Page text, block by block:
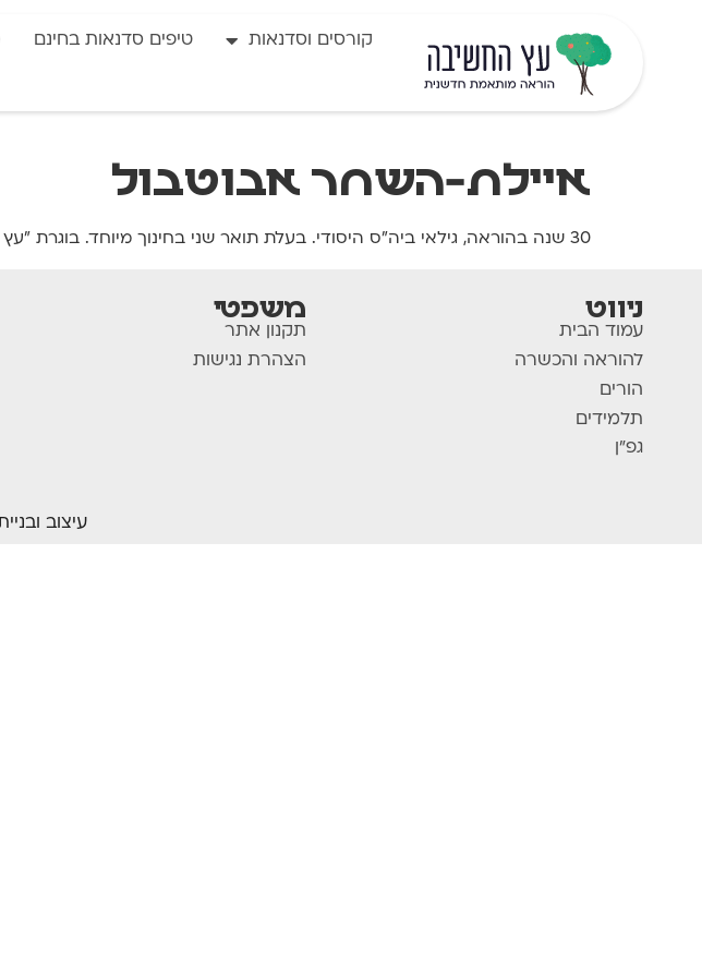
קורסים וסדנאות טיפים סדנאות בחינם
איילת-השחר אבוטבול
30 שנה בהוראה, גילאי ביה"ס היסודי. בעלת תואר שני בחינוך מיוחד. בוגרת "עץ החשיבה" .
ניווט
עמוד הבית
להוראה והכשרה
הורים
תלמידים
גפ"ן
משפטי
תקנון אתר
הצהרת נגישות
עיצוב